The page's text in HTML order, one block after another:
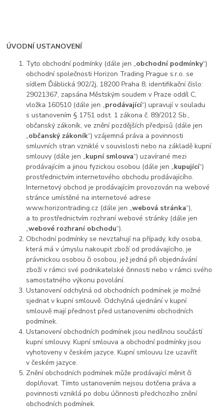
ÚVODNÍ USTANOVENÍ
Tyto obchodní podmínky (dále jen „obchodní podmínky“)
obchodní společnosti Horizon Trading Prague s.r.o. se
sídlem Ďáblická 902/2j, 18200 Praha 8, identifikační číslo:
29021367, zapsána Městským soudem v Praze oddíl C,
vložka 160510 (dále jen „prodávající“) upravují v souladu
s ustanovením § 1751 odst. 1 zákona č. 89/2012 Sb.,
občanský zákoník, ve znění pozdějších předpisů (dále jen
„občanský zákoník“) vzájemná práva a povinnosti
smluvních stran vzniklé v souvislosti nebo na základě kupní
smlouvy (dále jen „kupní smlouva“) uzavírané mezi
prodávajícím a jinou fyzickou osobou (dále jen „kupující“)
prostřednictvím internetového obchodu prodávajícího.
Internetový obchod je prodávajícím provozován na webové
stránce umístěné na internetové adrese
www.horizontrading.cz (dále jen „webová stránka“),
a to prostřednictvím rozhraní webové stránky (dále jen
„webové rozhraní obchodu“).
Obchodní podmínky se nevztahují na případy, kdy osoba,
která má v úmyslu nakoupit zboží od prodávajícího, je
právnickou osobou či osobou, jež jedná při objednávání
zboží v rámci své podnikatelské činnosti nebo v rámci svého
samostatného výkonu povolání.
Ustanovení odchylná od obchodních podmínek je možné
sjednat v kupní smlouvě. Odchylná ujednání v kupní
smlouvě mají přednost před ustanoveními obchodních
podmínek.
Ustanovení obchodních podmínek jsou nedílnou součástí
kupní smlouvy. Kupní smlouva a obchodní podmínky jsou
vyhotoveny v českém jazyce. Kupní smlouvu lze uzavřít
v českém jazyce.
Znění obchodních podmínek může prodávající měnit či
doplňovat. Tímto ustanovením nejsou dotčena práva a
povinnosti vzniklá po dobu účinnosti předchozího znění
obchodních podmínek.